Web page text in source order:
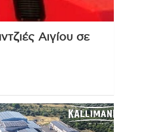
Αιγίου σε